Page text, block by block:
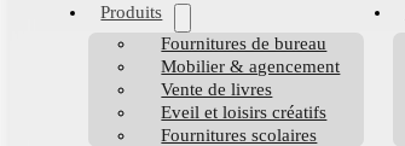
Produits
Fournitures de bureau
Mobilier & agencement
Vente de livres
Eveil et loisirs créatifs
Fournitures scolaires